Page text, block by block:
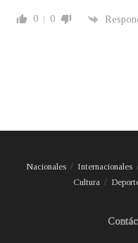
0 0
Nacionales Internacionales
Cultura